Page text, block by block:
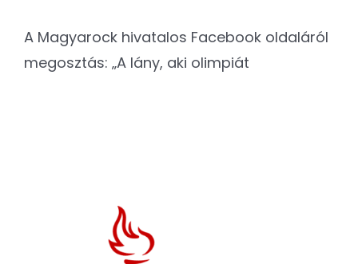
A Magyarock hivatalos Facebook oldaláról
megosztás: „A lány, aki olimpiát